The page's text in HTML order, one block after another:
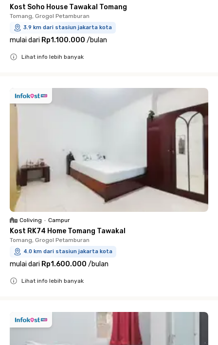
Kost Soho House Tawakal Tomang
Tomang, Grogol Petamburan
3.9 km dari stasiun jakarta kota
mulai dari Rp1.100.000 /bulan
Lihat info lebih banyak
Coliving • Campur
Kost RK74 Home Tomang Tawakal
Tomang, Grogol Petamburan
4.0 km dari stasiun jakarta kota
mulai dari Rp1.600.000 /bulan
Lihat info lebih banyak